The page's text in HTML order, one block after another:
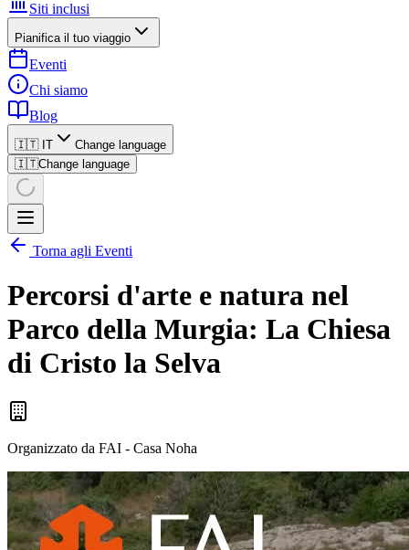
Siti inclusi
Pianifica il tuo viaggio
Eventi
Chi siamo
Blog
🇮🇹 IT
Change language
🇮🇹Change language
Torna agli Eventi
Percorsi d'arte e natura nel
Parco della Murgia: La Chiesa
di Cristo la Selva
Organizzato da FAI - Casa Noha